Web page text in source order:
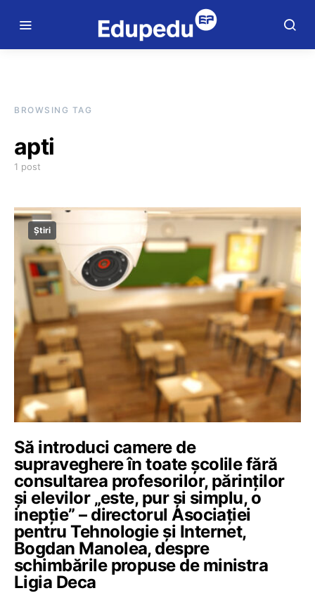
BROWSING TAG
apti
1 post
Știri
Să introduci camere de
supraveghere în toate școlile fără
consultarea profesorilor, părinților
și elevilor „este, pur și simplu, o
inepție” – directorul Asociației
pentru Tehnologie și Internet,
Bogdan Manolea, despre
schimbările propuse de ministra
Ligia Deca